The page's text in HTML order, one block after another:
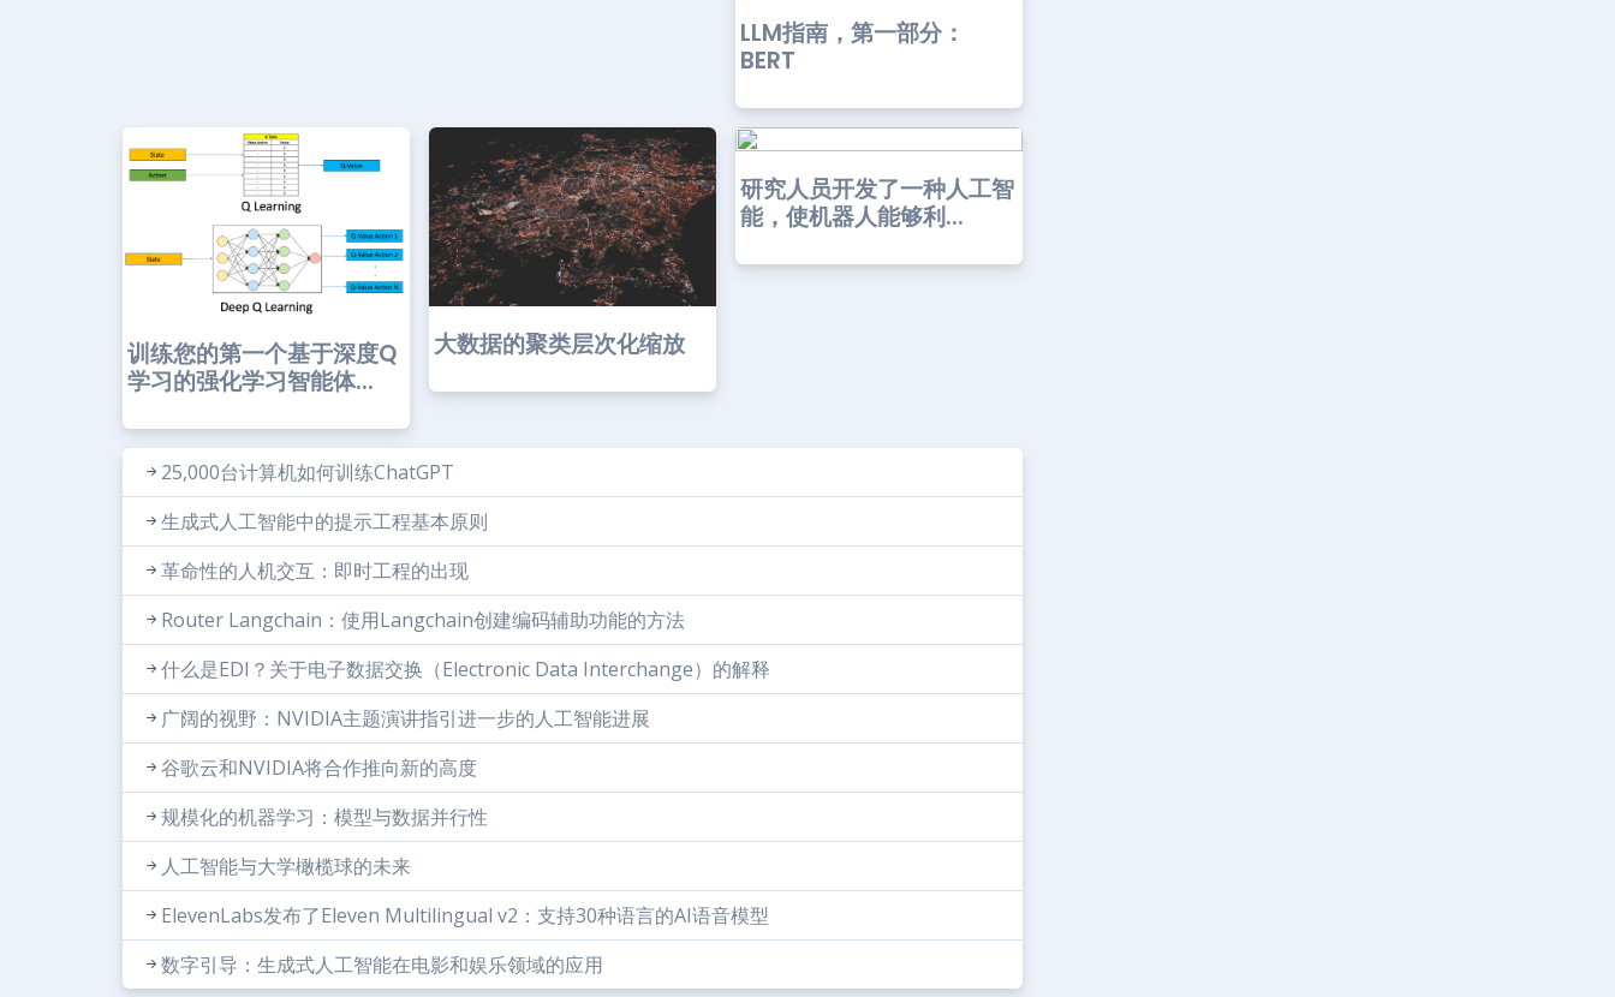
LLM指南，第一部分：
BERT
训练您的第一个基于深度Q
学习的强化学习智能体...
大数据的聚类层次化缩放
研究人员开发了一种人工智
能，使机器人能够利...
25,000台计算机如何训练ChatGPT
生成式人工智能中的提示工程基本原则
革命性的人机交互：即时工程的出现
Router Langchain：使用Langchain创建编码辅助功能的方法
什么是EDI？关于电子数据交换（Electronic Data Interchange）的解释
广阔的视野：NVIDIA主题演讲指引进一步的人工智能进展
谷歌云和NVIDIA将合作推向新的高度
规模化的机器学习：模型与数据并行性
人工智能与大学橄榄球的未来
ElevenLabs发布了Eleven Multilingual v2：支持30种语言的AI语音模型
数字引导：生成式人工智能在电影和娱乐领域的应用